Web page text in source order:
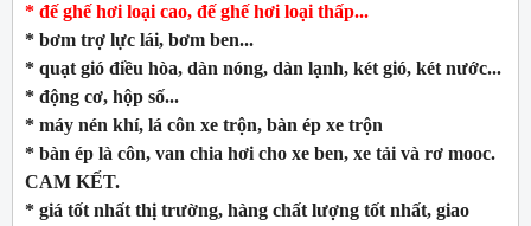
* đế ghế hơi loại cao, đế ghế hơi loại thấp...
* bơm trợ lực lái, bơm ben...
* quạt gió điều hòa, dàn nóng, dàn lạnh, két gió, két nước...
* động cơ, hộp số...
* máy nén khí, lá côn xe trộn, bàn ép xe trộn
* bàn ép là côn, van chia hơi cho xe ben, xe tải và rơ mooc.
CAM KẾT.
* giá tốt nhất thị trường, hàng chất lượng tốt nhất, giao